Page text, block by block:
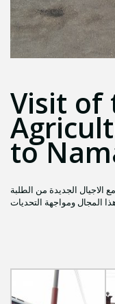
Visit of
to
الاجيال الجديدة من الطلبة
المجال ومواجهة التحديات